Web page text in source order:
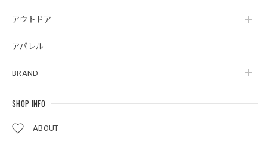
アウトドア
アパレル
BRAND
SHOP INFO
ABOUT